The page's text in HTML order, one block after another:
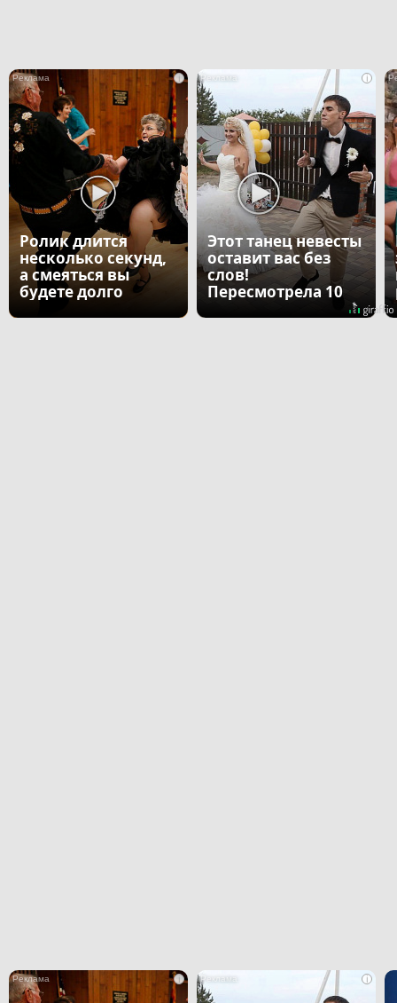
i
Ролик длится
несколько секунд,
а смеяться вы
будете долго
i
Этот танец невесты
оставит вас без
слов!
Пересмотрела 10
i i